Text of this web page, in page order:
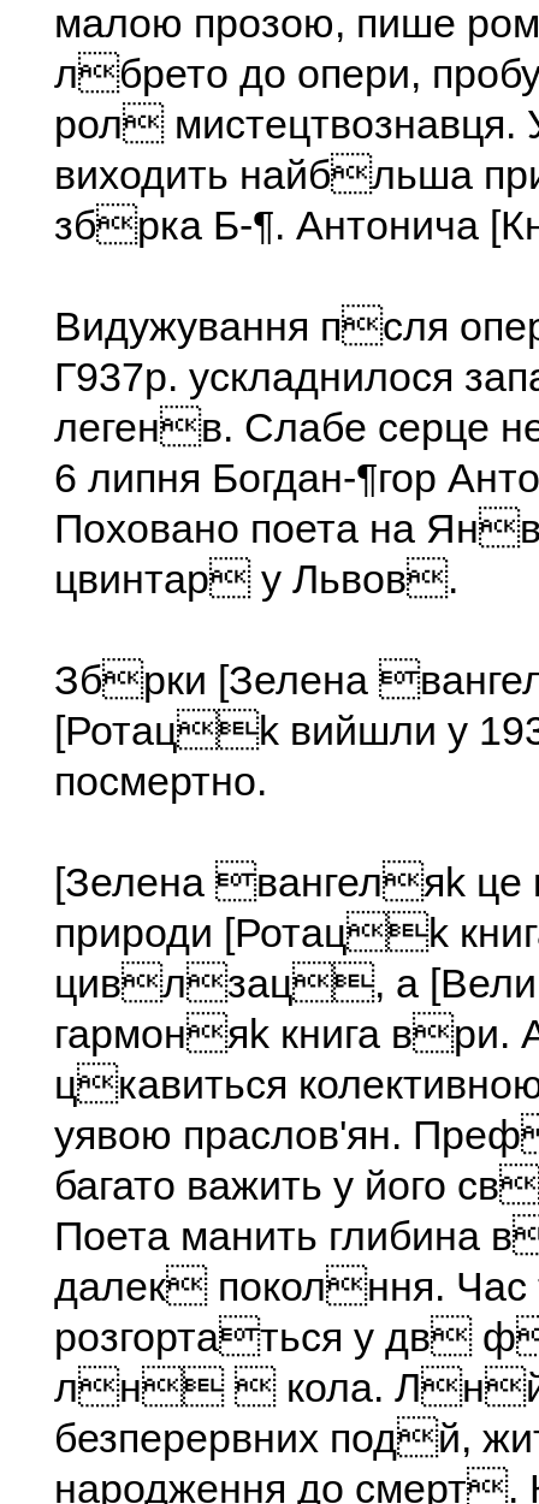
малою прозою, пише
лбрето до опери,
рол мистецтвознавця.
виходить найбльша
збрка Б-¶. Антонича
Видужування псля
Г937р. ускладнилося
легенв. Слабе серце
6 липня Богдан-¶гор
Поховано поета на
цвинтар у Львов.
Збрки [Зелена
[Ротацk вийшли у
посмертно.
[Зелена вангеляk це
природи [Ротацk
цивлзац, а
гармоняk книга ври.
цкавиться
уявою праслов'ян.
багато важить у його
Поета манить глибина
далек поколння. Час
розгортаться у дв
лн  кола.
безперервних подй,
народження до смерт.